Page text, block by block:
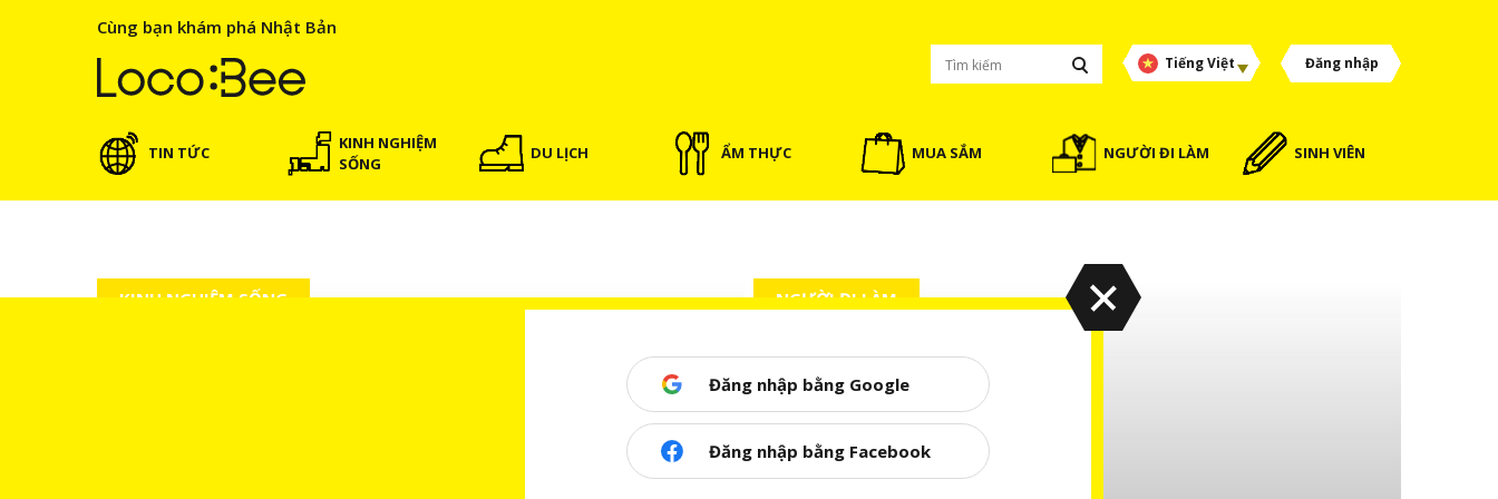
Cùng bạn khám phá Nhật Bản
Tiếng Việt Đăng nhập
TIN TỨC
KINH NGHIỆM
SỐNG
DU LỊCH ẨM THỰC MUA SẮM NGƯỜI ĐI LÀM SINH VIÊN
KINH NGHIỆM SỐNG
Giải pháp mở tài khoản ngân hàng và gói vay
NGƯỜI ĐI LÀM
04/06/2023
Đăng nhập bằng Google
Đăng nhập bằng Facebook